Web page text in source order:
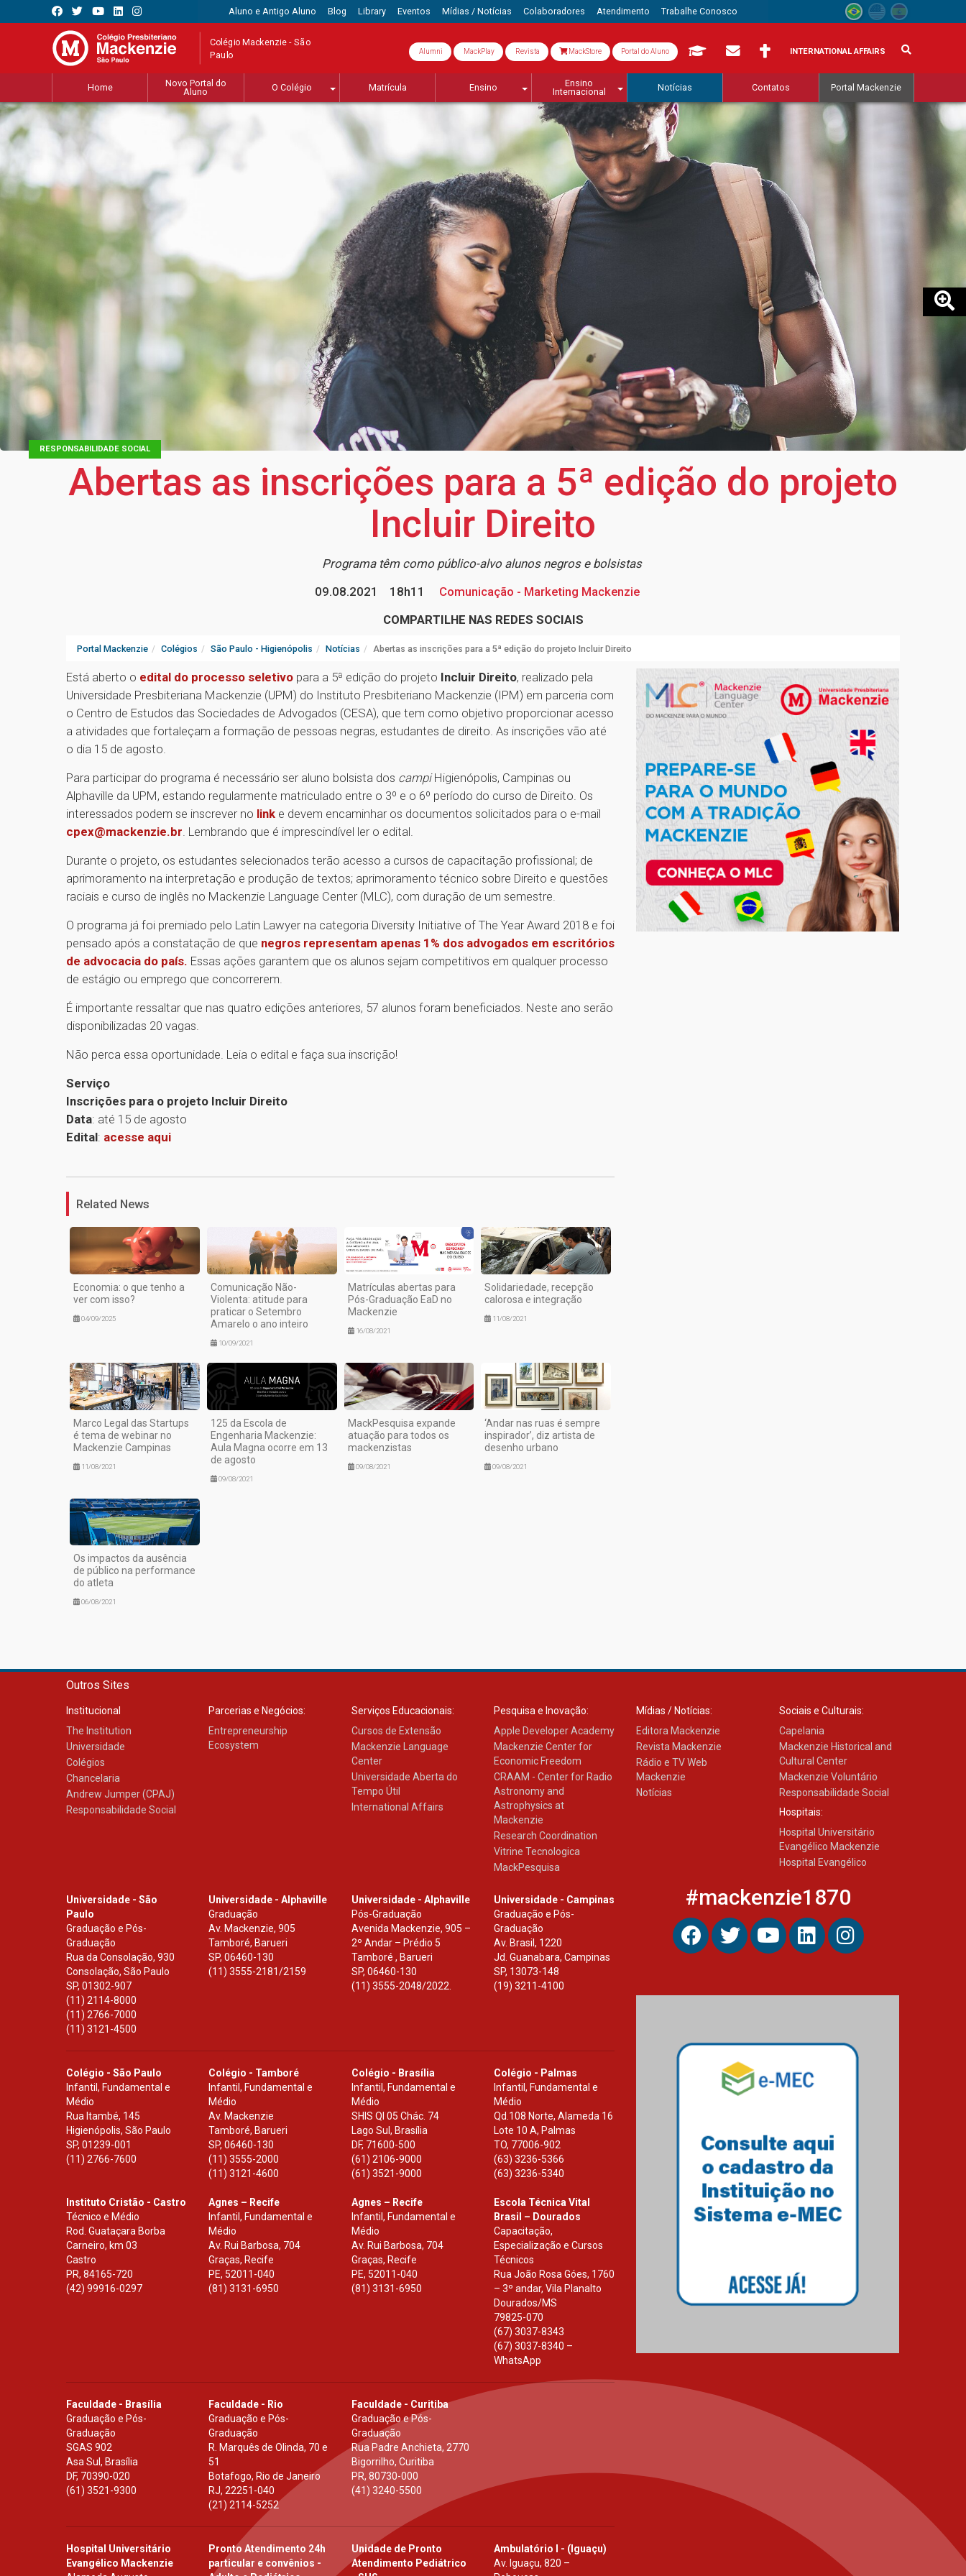
Aluno e Antigo Aluno Blog Library Eventos Mídias / Notícias Colaboradores Atendimento Trabalhe Conosco
Colégio Mackenzie - São
Paulo Alumni MackPlay Revista MackStore Portal do Aluno INTERNATIONAL AFFAIRS
Home
Novo Portal do
Aluno
O Colégio Matrícula Ensino
Ensino
Internacional
Notícias Contatos Portal Mackenzie
RESPONSABILIDADE SOCIAL
Abertas as inscrições para a 5ª edição do projeto
Incluir Direito
Programa têm como público-alvo alunos negros e bolsistas
09.08.2021
18h11
Comunicação - Marketing Mackenzie
COMPARTILHE NAS REDES SOCIAIS
Portal Mackenzie Colégios São Paulo - Higienópolis Notícias Abertas as inscrições para a 5ª edição do projeto Incluir Direito
Está aberto o edital do processo seletivo para a 5ª edição do projeto Incluir Direito, realizado pela
Universidade Presbiteriana Mackenzie (UPM) do Instituto Presbiteriano Mackenzie (IPM) em parceria com
o Centro de Estudos das Sociedades de Advogados (CESA), que tem como objetivo proporcionar acesso
a atividades que fortaleçam a formação de pessoas negras, estudantes de direito. As inscrições vão até
o dia 15 de agosto.
Para participar do programa é necessário ser aluno bolsista dos campiHigienópolis, Campinas ou
Alphaville da UPM, estando regularmente matriculado entre o 3º e o 6º período do curso de Direito. Os
interessados podem se inscrever no link e devem encaminhar os documentos solicitados para o e-mail
cpex@mackenzie.br. Lembrando que é imprescindível ler o edital.
Durante o projeto, os estudantes selecionados terão acesso a cursos de capacitação profissional; de
aprimoramento na interpretação e produção de textos; aprimoramento técnico sobre Direito e questões
raciais e curso de inglês no Mackenzie Language Center (MLC), com duração de um semestre.
O programa já foi premiado pelo Latin Lawyer na categoria Diversity Initiative of The Year Award 2018 e foi
pensado após a constatação de que negros representam apenas 1% dos advogados em escritórios
de advocacia do país. Essas ações garantem que os alunos sejam competitivos em qualquer processo
de estágio ou emprego que concorrerem.
É importante ressaltar que nas quatro edições anteriores, 57 alunos foram beneficiados. Neste ano serão
disponibilizadas 20 vagas.
Não perca essa oportunidade. Leia o edital e faça sua inscrição!
Serviço
Inscrições para o projeto Incluir Direito
Data: até 15 de agosto
Edital: acesse aqui
Related News
Economia: o que tenho a
ver com isso?
04/09/2025
Comunicação Não-
Violenta: atitude para
praticar o Setembro
Amarelo o ano inteiro
10/09/2021
Matrículas abertas para
Pós-Graduação EaD no
Mackenzie
16/08/2021
Solidariedade, recepção
calorosa e integração
11/08/2021
Marco Legal das Startups
é tema de webinar no
Mackenzie Campinas
11/08/2021
125 da Escola de
Engenharia Mackenzie:
Aula Magna ocorre em 13
de agosto
09/08/2021
MackPesquisa expande
atuação para todos os
mackenzistas
09/08/2021
‘Andar nas ruas é sempre
inspirador’, diz artista de
desenho urbano
09/08/2021
Os impactos da ausência
de público na performance
do atleta
06/08/2021
Outros Sites
Institucional
The Institution
Universidade
Colégios
Chancelaria
Andrew Jumper (CPAJ)
Responsabilidade Social
Parcerias e Negócios:
Entrepreneurship
Ecosystem
Serviços Educacionais:
Cursos de Extensão
Mackenzie Language
Center
Universidade Aberta do
Tempo Útil
International Affairs
Pesquisa e Inovação:
Apple Developer Academy
Mackenzie Center for
Economic Freedom
CRAAM - Center for Radio
Astronomy and
Astrophysics at
Mackenzie
Research Coordination
Vitrine Tecnologica
MackPesquisa
Mídias / Notícias:
Editora Mackenzie
Revista Mackenzie
Rádio e TV Web
Mackenzie
Notícias
Sociais e Culturais:
Capelania
Mackenzie Historical and
Cultural Center
Mackenzie Voluntário
Responsabilidade Social
Hospitais:
Hospital Universitário
Evangélico Mackenzie
Hospital Evangélico
Universidade - São
Paulo
Graduação e Pós-
Graduação
Rua da Consolação, 930
Consolação, São Paulo
SP, 01302-907
(11) 2114-8000
(11) 2766-7000
(11) 3121-4500
Universidade - Alphaville
Graduação
Av. Mackenzie, 905
Tamboré, Barueri
SP,06460-130
(11) 3555-2181/2159
Universidade - Alphaville
Pós-Graduação
Avenida Mackenzie, 905 –
2º Andar – Prédio 5
Tamboré , Barueri
SP, 06460-130
(11) 3555-2048/2022.
Universidade - Campinas
Graduação e Pós-
Graduação
Av. Brasil, 1220
Jd. Guanabara, Campinas
SP, 13073-148
(19) 3211-4100
Colégio - São Paulo
Infantil, Fundamental e
Médio
Rua Itambé, 145
Higienópolis, São Paulo
SP, 01239-001
(11) 2766-7600
Colégio - Tamboré
Infantil, Fundamental e
Médio
Av. Mackenzie
Tamboré, Barueri
SP,06460-130
(11) 3555-2000
(11) 3121-4600
Colégio - Brasília
Infantil, Fundamental e
Médio
SHIS Ql 05 Chác. 74
Lago Sul, Brasília
DF, 71600-500
(61) 2106-9000
(61) 3521-9000
Colégio - Palmas
Infantil, Fundamental e
Médio
Qd.108 Norte, Alameda 16
Lote 10 A, Palmas
TO, 77006-902
(63) 3236-5366
(63) 3236-5340
Instituto Cristão - Castro
Técnico e Médio
Rod. Guataçara Borba
Carneiro, km 03
Castro
PR, 84165-720
(42) 99916-0297
Agnes – Recife
Infantil, Fundamental e
Médio
Av. Rui Barbosa, 704
Graças, Recife
PE, 52011-040
(81) 3131-6950
Agnes – Recife
Infantil, Fundamental e
Médio
Av. Rui Barbosa, 704
Graças, Recife
PE, 52011-040
(81) 3131-6950
Escola Técnica Vital
Brasil – Dourados
Capacitação,
Especialização e Cursos
Técnicos
Rua João Rosa Góes, 1760
– 3º andar, Vila Planalto
Dourados/MS
79825-070
(67) 3037-8343
(67) 3037-8340 –
WhatsApp
Faculdade - Brasília
Graduação e Pós-
Graduação
SGAS 902
Asa Sul, Brasília
DF, 70390-020
(61) 3521-9300
Faculdade - Rio
Graduação e Pós-
Graduação
R. Marquês de Olinda, 70 e
51
Botafogo, Rio de Janeiro
RJ,22251-040
(21) 2114-5252
Faculdade - Curitiba
Graduação e Pós-
Graduação
Rua Padre Anchieta, 2770
Bigorrilho, Curitiba
PR, 80730-000
(41) 3240-5500
Hospital Universitário
Evangélico Mackenzie
Pronto Atendimento 24h
particular e convênios -
Unidade de Pronto
Atendimento Pediátrico
Ambulatório I - (Iguaçu)
Av. Iguaçu, 820 –
#mackenzie1870